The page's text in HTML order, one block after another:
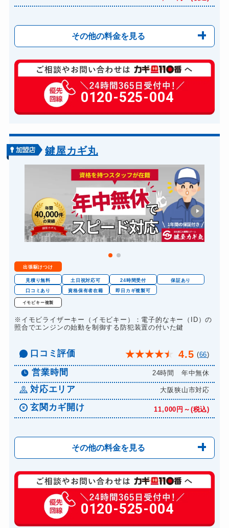
その他の料金を見る
玄関カギ修理 6,600円～(税込)
玄関カギ作成 14,300円～(税込)
玄関カギ交換 14,300円～(税込)
バイクカギ開け
バイクカギ作成 16,500円～(税込)
スーツケースカギ開け 8,800円～(税込)
スーツケースカギ作成 8,800円～(税込)
金庫カギ開け 14,300円～(税込)
金庫カギ修理 11,000円～(税込)
ロッカーカギ開け 8,800円～(税込)
ドアノブカギ開け 10,780円～(税込)
ドアノブカギ作成
ドアノブカギ交換 11,000円～(税込)
0120-525-004
鍵屋カギ丸
出張駆けつけ
見積り無料 土日祝対応可 24時間受付
保証あり
口コミあり
資格保有者在籍 即日カギ複製可
イモビキー複製
※イモビライザーキー（イモビキー）：電子的なキー（ID）の
照合でエンジンの始動を制御する防犯装置の付いた鍵
口コミ評価 ★★★★★ 4.5 (66)
営業時間 24時間 年中無休
対応エリア 大阪狭山市対応
玄関カギ開け 11,000円～(税込)
その他の料金を見る
玄関カギ修理 6,600円～(税込)
玄関カギ作成 14,300円～(税込)
玄関カギ交換 14,300円～(税込)
0120-525-004